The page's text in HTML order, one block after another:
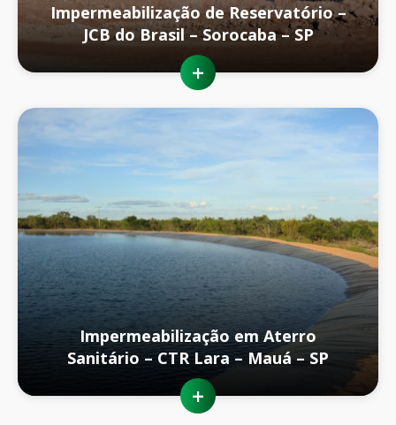
Impermeabilização de Reservatório –
JCB do Brasil – Sorocaba – SP
+
Impermeabilização em Aterro
Sanitário – CTR Lara – Mauá – SP
+